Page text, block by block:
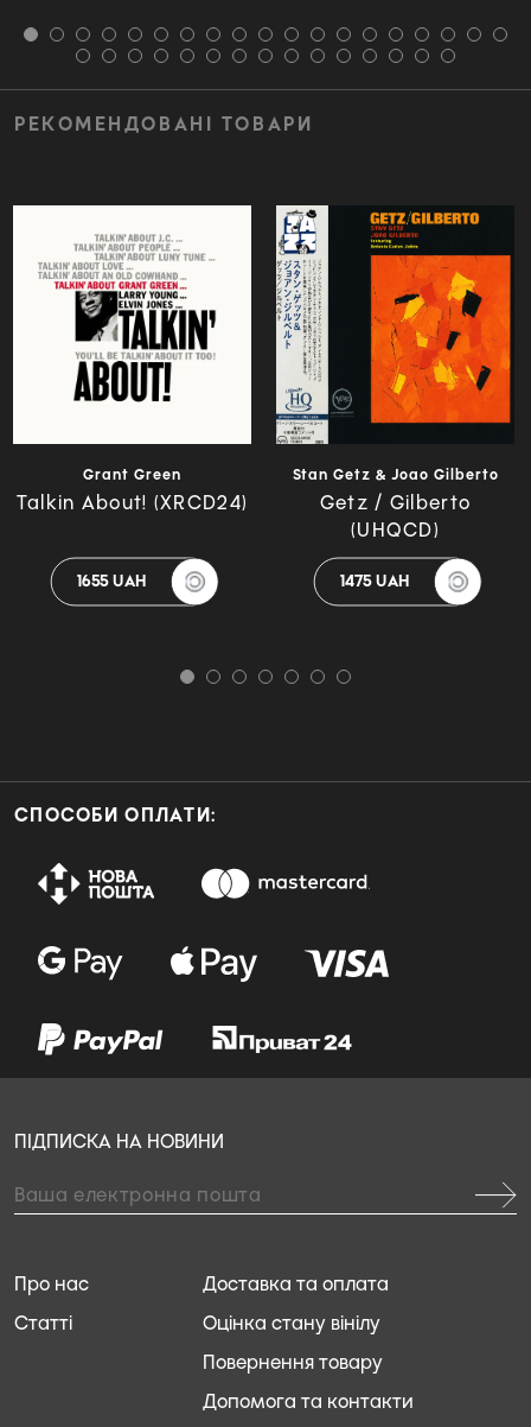
РЕКОМЕНДОВАНІ ТОВАРИ
Grant Green
Talkin About! (XRCD24)
1655 UAH
Stan Getz & Joao Gilberto
Getz / Gilberto
(UHQCD)
1475 UAH
СПОСОБИ ОПЛАТИ:
Доставка та оплата
Оцінка стану вінілу
Повернення товару
Допомога та контакти
Про нас
Статті
ПІДПИСКА НА НОВИНИ